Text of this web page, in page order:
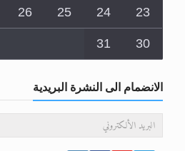
23
24
25
26
30
31
الانضمام الى النشرة البريدية